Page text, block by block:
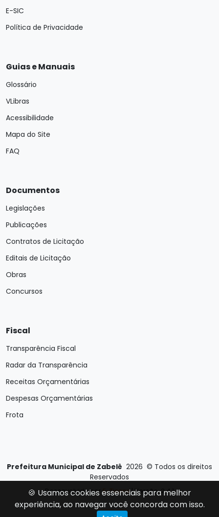
E-SIC
Política de Privacidade
Guias e Manuais
Glossário
VLibras
Acessibilidade
Mapa do Site
FAQ
Documentos
Legislações
Publicações
Contratos de Licitação
Editais de Licitação
Obras
Concursos
Fiscal
Transparência Fiscal
Radar da Transparência
Receitas Orçamentárias
Despesas Orçamentárias
Frota
Prefeitura Municipal de Zabelê 2026 © Todos os direitos
Reservados
Desenvolvido porE-Ticons| Versão: 2.4.1
🍪 Usamos cookies essenciais para melhor
experiência, ao navegar você concorda com isso.